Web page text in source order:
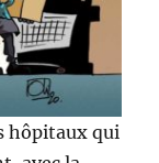
hôpitaux qui